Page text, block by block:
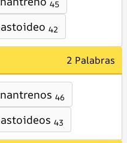
45
42
2 Palabras
46
43